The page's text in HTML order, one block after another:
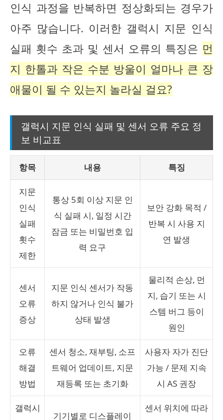
인식 과정을 반복하면 정상화되는 경우가
아주 많습니다. 이러한 갤럭시 지문 인식
실패 횟수 초과 및 센서 오류의 특징은 먼
지 한톨과 작은 수분 방울이 얼마나 큰 장
애물이 될 수 있는지 놀라실 걸요?
갤럭시 지문 인식 실패 및 센서 오류 주요 정
보 비교표
항목 내용 특징
지문
인식
실패
횟수
제한
통상 5회 이상 지문 인
식 실패 시, 일정 시간
잠금 또는 비밀번호 입
력 요구
보안 강화 목적 /
반복 시 사용 지
연 발생
센서
오류
증상
지문 인식 센서가 작동
하지 않거나 인식 불가
상태 발생
물리적 손상, 먼
지, 습기 또는 시
스템 버그 등이
원인
오류
해결
방법
센서 청소, 재부팅, 소프
트웨어 업데이트, 지문
재등록 또는 초기화
사용자 자가 진단
가능 / 문제 지속
시 AS 권장
갤럭시
기기별로 디스플레이
센서 위치에 따라